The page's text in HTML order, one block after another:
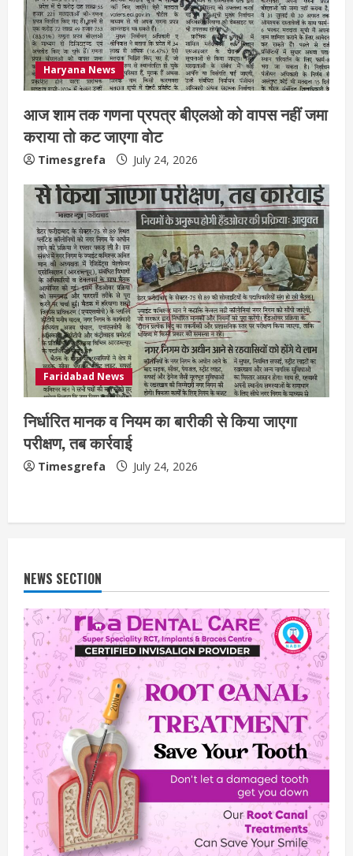
Haryana News
आज शाम तक गणना प्रपत्र बीएलओ को वापस नहीं जमा
कराया तो कट जाएगा वोट
Timesgrefa July 24, 2026
Faridabad News
निर्धारित मानक व नियम का बारीकी से किया जाएगा
परीक्षण, तब कार्रवाई
Timesgrefa July 24, 2026
NEWS SECTION